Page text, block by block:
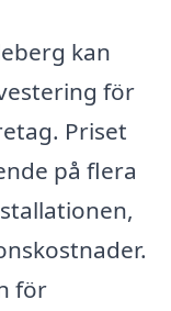
kan
för
Priset
på flera
för